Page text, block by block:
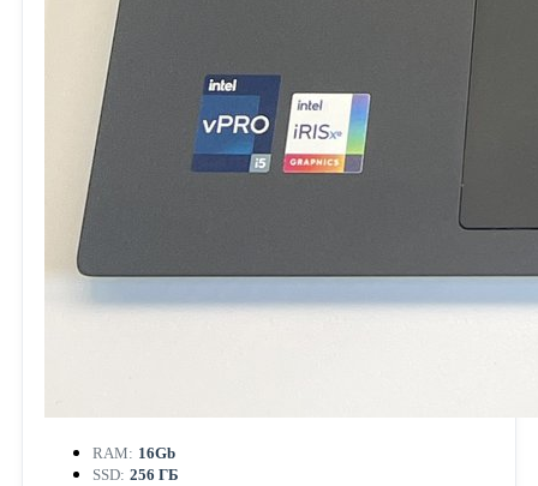
RAM: 16Gb
SSD: 256 ГБ